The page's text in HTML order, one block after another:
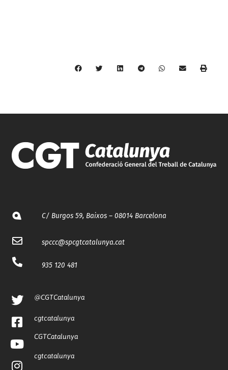
C/ Burgos 59, Baixos – 08014 Barcelona
spccc@spcgtcatalunya.cat
935 120 481
@CGTCatalunya
cgtcatalunya
CGTCatalunya
cgtcatalunya